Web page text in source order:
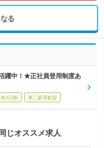
る
躍中！★正社員登用制度あ
2日制 第二新卒歓迎
じオススメ求人